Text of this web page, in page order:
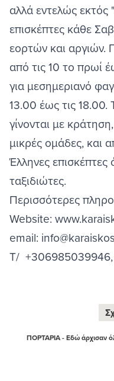
αλλά εντελώς
επισκέπτες κάθε
εορτών και αργιών.
από τις 10 το πρωί
για μεσημεριανό
13.00 έως τις 18.00.
γίνονται με κράτηση,
μικρές ομάδες, και
Έλληνες επισκέπτες
ταξιδιώτες.
Περισσότερες
Website:
email:
T/
ΠΟΡΤΑΡΙΑ - Εδώ άρχισαν